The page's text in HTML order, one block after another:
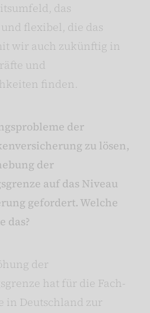
das
flexibel, die das
wir auch zukünftig in
und
finden.
der
zu lösen,
der
auf das Niveau
gefordert. Welche
das?
der
hat für die Fach-
in Deutschland zur